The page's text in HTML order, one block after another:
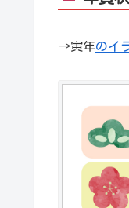
→寅年のイ